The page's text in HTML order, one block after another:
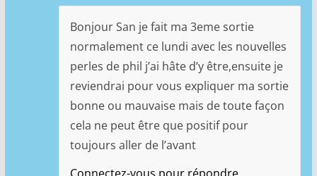
Bonjour San je fait ma 3eme sortie
normalement ce lundi avec les nouvelles
perles de phil j’ai hâte d’y être,ensuite je
reviendrai pour vous expliquer ma sortie
bonne ou mauvaise mais de toute façon
cela ne peut être que positif pour
toujours aller de l’avant